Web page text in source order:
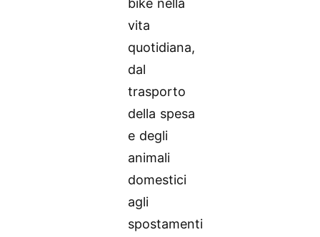
bike nella
vita
quotidiana,
dal
trasporto
della spesa
e degli
animali
domestici
agli
spostamenti